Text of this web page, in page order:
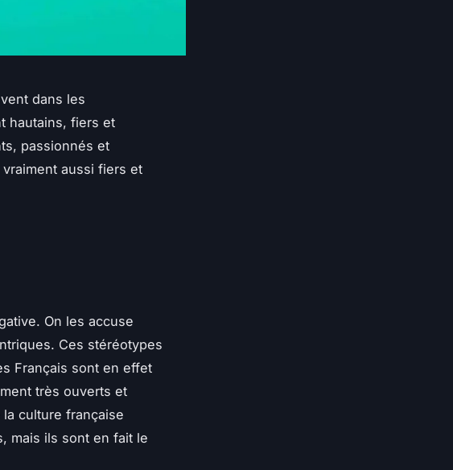
dans les
hautains, fiers et
passionnés et
aussi fiers et
On les accuse
Ces stéréotypes
Français sont en effet
très ouverts et
culture française
mais ils sont en fait le